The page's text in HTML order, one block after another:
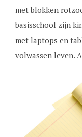
met blokken
basisschool zijn
met laptops en
volwassen leven.